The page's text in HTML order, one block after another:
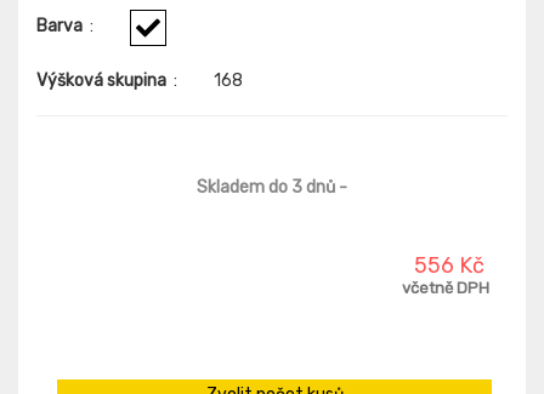
Barva :
Výšková skupina : 168
Skladem do 3 dnů -
556 Kč
včetně DPH